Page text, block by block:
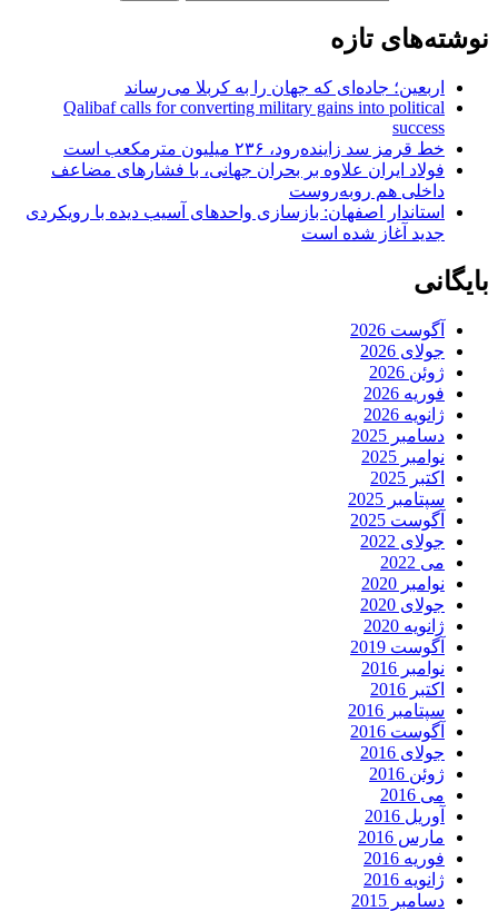
نوشته‌های تازه
اربعین؛ جاده‌ای که جهان را به کربلا می‌رساند
Qalibaf calls for converting military gains into political
success
خط قرمز سد زاینده‌رود، ۲۳۶ میلیون مترمکعب است
فولاد ایران علاوه بر بحران جهانی، با فشارهای مضاعف
داخلی هم روبه‌روست
استاندار اصفهان: بازسازی واحدهای آسیب دیده با رویکردی
جدید آغاز شده است
بایگانی
آگوست 2026
جولای 2026
ژوئن 2026
فوریه 2026
ژانویه 2026
دسامبر 2025
نوامبر 2025
اکتبر 2025
سپتامبر 2025
آگوست 2025
جولای 2022
می 2022
نوامبر 2020
جولای 2020
ژانویه 2020
آگوست 2019
نوامبر 2016
اکتبر 2016
سپتامبر 2016
آگوست 2016
جولای 2016
ژوئن 2016
می 2016
آوریل 2016
مارس 2016
فوریه 2016
ژانویه 2016
دسامبر 2015